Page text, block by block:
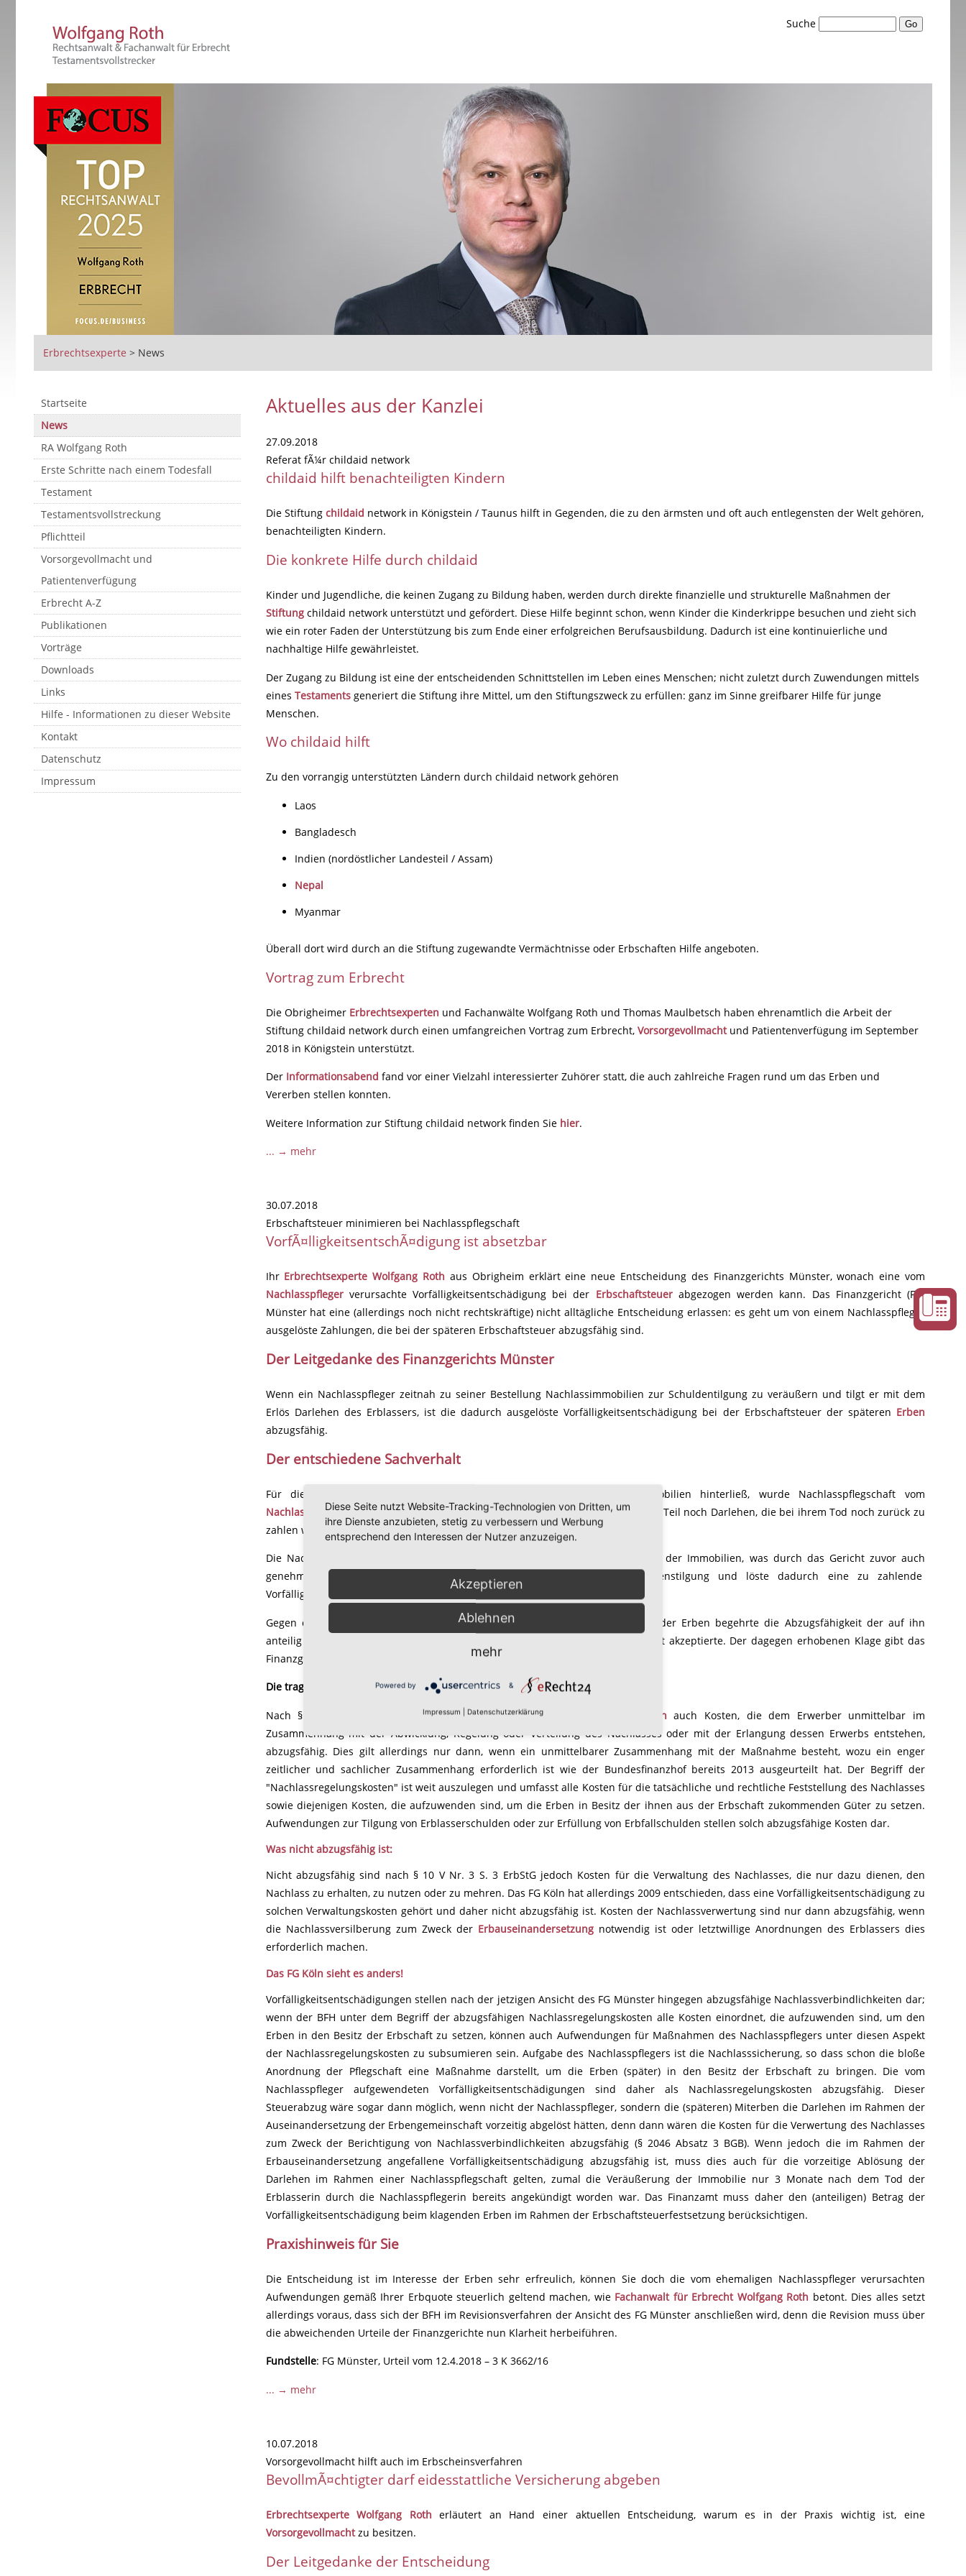
Suche
Erbrechtsexperte > News
Startseite
News
RA Wolfgang Roth
Erste Schritte nach einem Todesfall
Testament
Testamentsvollstreckung
Pflichtteil
Vorsorgevollmacht und
Patientenverfügung
Erbrecht A-Z
Publikationen
Vorträge
Downloads
Links
Hilfe - Informationen zu dieser Website
Kontakt
Datenschutz
Impressum
Aktuelles aus der Kanzlei
27.09.2018
Referat fÃ¼r childaid network
childaid hilft benachteiligten Kindern
Die Stiftung childaid network in Königstein / Taunus hilft in Gegenden, die zu den ärmsten und oft auch entlegensten der Welt gehören,
benachteiligten Kindern.
Die konkrete Hilfe durch childaid
Kinder und Jugendliche, die keinen Zugang zu Bildung haben, werden durch direkte finanzielle und strukturelle Maßnahmen der
Stiftungchildaid network unterstützt und gefördert. Diese Hilfe beginnt schon, wenn Kinder die Kinderkrippe besuchen und zieht sich
wie ein roter Faden der Unterstützung bis zum Ende einer erfolgreichen Berufsausbildung. Dadurch ist eine kontinuierliche und
nachhaltige Hilfe gewährleistet.
Der Zugang zu Bildung ist eine der entscheidenden Schnittstellen im Leben eines Menschen; nicht zuletzt durch Zuwendungen mittels
eines Testamentsgeneriert die Stiftung ihre Mittel, um den Stiftungszweck zu erfüllen: ganz im Sinne greifbarer Hilfe für junge
Menschen.
Wo childaid hilft
Zu den vorrangig unterstützten Ländern durch childaid network gehören
Laos
Bangladesch
Indien (nordöstlicher Landesteil / Assam)
Nepal
Myanmar
Überall dort wird durch an die Stiftung zugewandte Vermächtnisse oder Erbschaften Hilfe angeboten.
Vortrag zum Erbrecht
Die Obrigheimer Erbrechtsexperten und Fachanwälte Wolfgang Roth und Thomas Maulbetsch haben ehrenamtlich die Arbeit der
Stiftung childaid network durch einen umfangreichen Vortrag zum Erbrecht, Vorsorgevollmachtund Patientenverfügung im September
2018 in Königstein unterstützt.
Der Informationsabend fand vor einer Vielzahl interessierter Zuhörer statt, die auch zahlreiche Fragen rund um das Erben und
Vererben stellen konnten.
Weitere Information zur Stiftung childaid network finden Sie hier.
... → mehr
30.07.2018
Erbschaftsteuer minimieren bei Nachlasspflegschaft
VorfÃ¤lligkeitsentschÃ¤digung ist absetzbar
Ihr Erbrechtsexperte Wolfgang Roth aus Obrigheim erklärt eine neue Entscheidung des Finanzgerichts Münster, wonach eine vom
Nachlasspfleger verursachte Vorfälligkeitsentschädigung bei der Erbschaftsteuer abgezogen werden kann. Das Finanzgericht (FG)
Münster hat eine (allerdings noch nicht rechtskräftige) nicht alltägliche Entscheidung erlassen: es geht um von einem Nachlasspfleger
ausgelöste Zahlungen, die bei der späteren Erbschaftsteuer abzugsfähig sind.
Der Leitgedanke des Finanzgerichts Münster
Wenn ein Nachlasspfleger zeitnah zu seiner Bestellung Nachlassimmobilien zur Schuldentilgung zu veräußern und tilgt er mit dem
Erlös Darlehen des Erblassers, ist die dadurch ausgelöste Vorfälligkeitsentschädigung bei der Erbschaftsteuer der späteren Erben
abzugsfähig.
Der entschiedene Sachverhalt
Für die unbekannten Erben der Erblasserin, die mehrere Nachlassimmobilien hinterließ, wurde Nachlasspflegschaft vom
Nachlassgerichtangeordnet. Auf den Immobilien der Verstorbenen lasteten zum Teil noch Darlehen, die bei ihrem Tod noch zurück zu
zahlen waren.
Die Nachlasspflegerin verkaufte nach Einholung von Wertgutachten einen Teil der Immobilien, was durch das Gericht zuvor auch
genehmigt worden war. Dann tilgte sie mit dem Kaufpreis die Darlehenstilgung und löste dadurch eine zu zahlende
Vorfälligkeitsentschädigung aus.
Gegen die später ermittelten Erben wurde Erbschaftsteuer festgesetzt. Einer der Erben begehrte die Abzugsfähigkeit der auf ihn
anteilig entfallenen Vorfälligkeitsentschädigung, was das Finanzamt jedoch nicht akzeptierte. Der dagegen erhobenen Klage gibt das
Finanzgericht statt, lässt aber die Revision zu.
Die tragenden Entscheidungsgründe
Nach § 10 V Nr. 3 S. 1 ErbStG sind als sonstigeNachlassverbindlichkeiten auch Kosten, die dem Erwerber unmittelbar im
Zusammenhang mit der Abwicklung, Regelung oder Verteilung des Nachlasses oder mit der Erlangung dessen Erwerbs entstehen,
abzugsfähig. Dies gilt allerdings nur dann, wenn ein unmittelbarer Zusammenhang mit der Maßnahme besteht, wozu ein enger
zeitlicher und sachlicher Zusammenhang erforderlich ist wie der Bundesfinanzhof bereits 2013 ausgeurteilt hat. Der Begriff der
"Nachlassregelungskosten" ist weit auszulegen und umfasst alle Kosten für die tatsächliche und rechtliche Feststellung des Nachlasses
sowie diejenigen Kosten, die aufzuwenden sind, um die Erben in Besitz der ihnen aus der Erbschaft zukommenden Güter zu setzen.
Aufwendungen zur Tilgung von Erblasserschulden oder zur Erfüllung von Erbfallschulden stellen solch abzugsfähige Kosten dar.
Was nicht abzugsfähig ist:
Nicht abzugsfähig sind nach § 10 V Nr. 3 S. 3 ErbStG jedoch Kosten für die Verwaltung des Nachlasses, die nur dazu dienen, den
Nachlass zu erhalten, zu nutzen oder zu mehren. Das FG Köln hat allerdings 2009 entschieden, dass eine Vorfälligkeitsentschädigung zu
solchen Verwaltungskosten gehört und daher nicht abzugsfähig ist. Kosten der Nachlassverwertung sind nur dann abzugsfähig, wenn
die Nachlassversilberung zum Zweck der Erbauseinandersetzungnotwendig ist oder letztwillige Anordnungen des Erblassers dies
erforderlich machen.
Das FG Köln sieht es anders!
Vorfälligkeitsentschädigungen stellen nach der jetzigen Ansicht des FG Münster hingegen abzugsfähige Nachlassverbindlichkeiten dar;
wenn der BFH unter dem Begriff der abzugsfähigen Nachlassregelungskosten alle Kosten einordnet, die aufzuwenden sind, um den
Erben in den Besitz der Erbschaft zu setzen, können auch Aufwendungen für Maßnahmen des Nachlasspflegers unter diesen Aspekt
der Nachlassregelungskosten zu subsumieren sein. Aufgabe des Nachlasspflegers ist die Nachlasssicherung, so dass schon die bloße
Anordnung der Pflegschaft eine Maßnahme darstellt, um die Erben (später) in den Besitz der Erbschaft zu bringen. Die vom
Nachlasspfleger aufgewendeten Vorfälligkeitsentschädigungen sind daher als Nachlassregelungskosten abzugsfähig. Dieser
Steuerabzug wäre sogar dann möglich, wenn nicht der Nachlasspfleger, sondern die (späteren) Miterben die Darlehen im Rahmen der
Auseinandersetzung der Erbengemeinschaft vorzeitig abgelöst hätten, denn dann wären die Kosten für die Verwertung des Nachlasses
zum Zweck der Berichtigung von Nachlassverbindlichkeiten abzugsfähig (§ 2046 Absatz 3 BGB). Wenn jedoch die im Rahmen der
Erbauseinandersetzung angefallene Vorfälligkeitsentschädigung abzugsfähig ist, muss dies auch für die vorzeitige Ablösung der
Darlehen im Rahmen einer Nachlasspflegschaft gelten, zumal die Veräußerung der Immobilie nur 3 Monate nach dem Tod der
Erblasserin durch die Nachlasspflegerin bereits angekündigt worden war. Das Finanzamt muss daher den (anteiligen) Betrag der
Vorfälligkeitsentschädigung beim klagenden Erben im Rahmen der Erbschaftsteuerfestsetzung berücksichtigen.
Praxishinweis für Sie
Die Entscheidung ist im Interesse der Erben sehr erfreulich, können Sie doch die vom ehemaligen Nachlasspfleger verursachten
Aufwendungen gemäß Ihrer Erbquote steuerlich geltend machen, wie Fachanwalt für Erbrecht Wolfgang Roth betont. Dies alles setzt
allerdings voraus, dass sich der BFH im Revisionsverfahren der Ansicht des FG Münster anschließen wird, denn die Revision muss über
die abweichenden Urteile der Finanzgerichte nun Klarheit herbeiführen.
Fundstelle: FG Münster, Urteil vom 12.4.2018 – 3 K 3662/16
... → mehr
10.07.2018
Vorsorgevollmacht hilft auch im Erbscheinsverfahren
BevollmÃ¤chtigter darf eidesstattliche Versicherung abgeben
Erbrechtsexperte Wolfgang Roth erläutert an Hand einer aktuellen Entscheidung, warum es in der Praxis wichtig ist, eine
Vorsorgevollmachtzu besitzen.
Der Leitgedanke der Entscheidung
Diese Seite nutzt Website-Tracking-Technologien von Dritten, um
ihre Dienste anzubieten, stetig zu verbessern und Werbung
entsprechend den Interessen der Nutzer anzuzeigen.
Akzeptieren
Ablehnen
mehr
Powered by &
Impressum Datenschutzerklärung